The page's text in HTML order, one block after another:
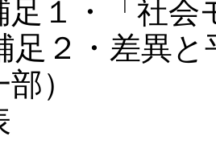
１・「社会
２・差異と
）